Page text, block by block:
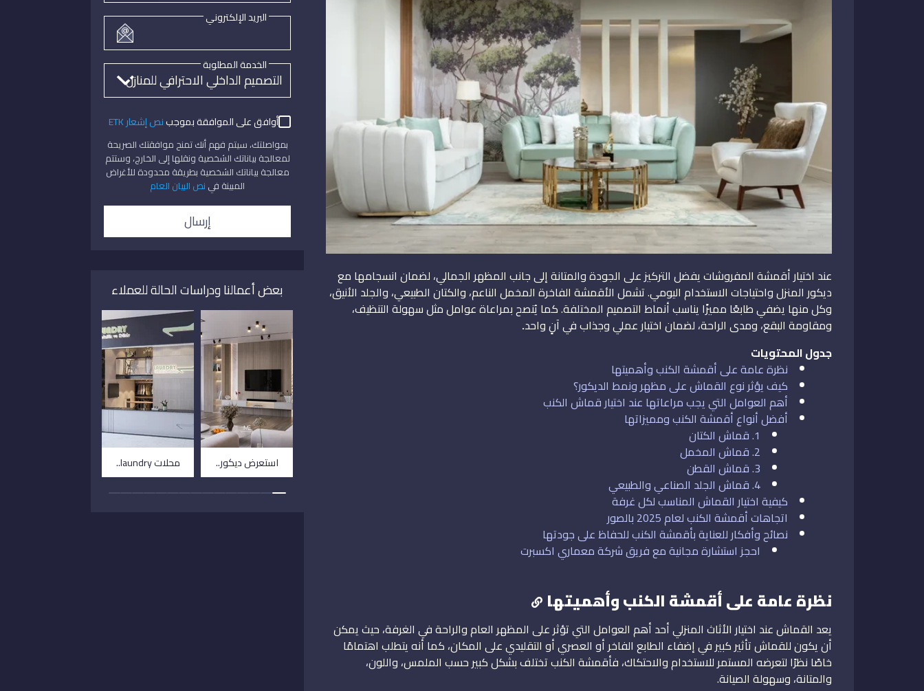
عند اختيار أقمشة المفروشات يفضل التركيز على الجودة والمتانة إلى جانب المظهر الجمالي، لضمان انسجامها مع
ديكور المنزل واحتياجات الاستخدام اليومي. تشمل الأقمشة الفاخرة المخمل الناعم، والكتان الطبيعي، والجلد الأنيق،
وكل منها يضفي طابعًا مميزًا يناسب أنماط التصميم المختلفة. كما يُنصح بمراعاة عوامل مثل سهولة التنظيف،
ومقاومة البقع، ومدى الراحة، لضمان اختيار عملي وجذاب في آنٍ واحد.
جدول المحتويات
نظرة عامة على أقمشة الكنب وأهميتها
كيف يؤثر نوع القماش على مظهر ونمط الديكور؟
أهم العوامل التي يجب مراعاتها عند اختيار قماش الكنب
أفضل أنواع أقمشة الكنب ومميزاتها
1. قماش الكتان
2. قماش المخمل
3. قماش القطن
4. قماش الجلد الصناعي والطبيعي
كيفية اختيار القماش المناسب لكل غرفة
اتجاهات أقمشة الكنب لعام 2025 بالصور
نصائح وأفكار للعناية بأقمشة الكنب للحفاظ على جودتها
احجز استشارة مجانية مع فريق شركة معماري اكسبرت
نظرة عامة على أقمشة الكنب وأهميتها
يعد القماش عند اختيار الأثاث المنزلي أحد أهم العوامل التي تؤثر على المظهر العام والراحة في الغرفة، حيث يمكن
أن يكون للقماش تأثير كبير في إضفاء الطابع الفاخر أو العصري أو التقليدي على المكان، كما أنه يتطلب اهتمامًا
خاصًا نظرًا لتعرضه المستمر للاستخدام والاحتكاك، فأقمشة الكنب تختلف بشكل كبير حسب الملمس، واللون،
والمتانة، وسهولة الصيانة.
البريد الإلكتروني
الخدمة المطلوبة
أوافق على الموافقة بموجبنص إشعار ETK
بمواصلتك، سيتم فهم أنك تمنح موافقتك الصريحة
لمعالجة بياناتك الشخصية ونقلها إلى الخارج، وستتم
معالجة بياناتك الشخصية بطريقة محدودة للأغراض
المبينة في نص البيان العام
إرسال
بعض أعمالنا ودراسات الحالة للعملاء
استعرض ديكور.. محلات laundry..